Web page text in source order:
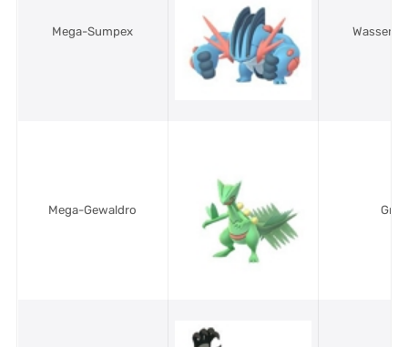
Mega-Sumpex Wasser/
Mega-Gewaldro Gras